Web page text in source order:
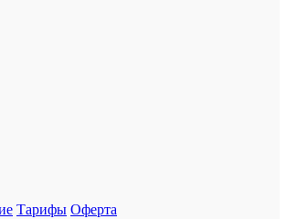
Тарифы Оферта